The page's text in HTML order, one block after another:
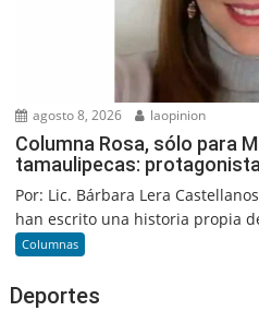
agosto 8, 2026 laopinion
Columna Rosa, sólo para
tamaulipecas:
Por: Lic. Bárbara Lera
han escrito una historia propia
Columnas
Deportes